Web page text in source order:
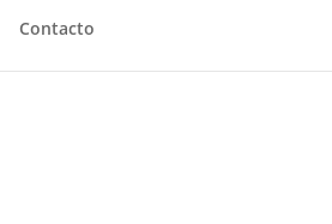
Contacto